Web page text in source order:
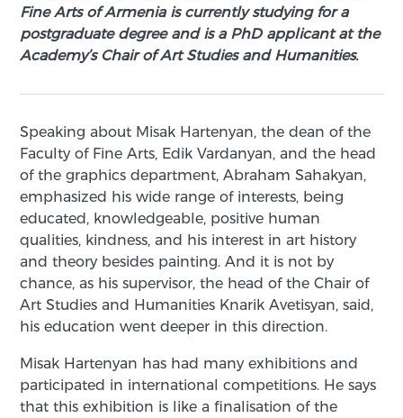
Fine Arts of Armenia is currently studying for a
postgraduate degree and is a PhD applicant at the
Academy’s Chair of Art Studies and Humanities.
Speaking about Misak Hartenyan, the dean of the
Faculty of Fine Arts, Edik Vardanyan, and the head
of the graphics department, Abraham Sahakyan,
emphasized his wide range of interests, being
educated, knowledgeable, positive human
qualities, kindness, and his interest in art history
and theory besides painting. And it is not by
chance, as his supervisor, the head of the Chair of
Art Studies and Humanities Knarik Avetisyan, said,
his education went deeper in this direction.
Misak Hartenyan has had many exhibitions and
participated in international competitions. He says
that this exhibition is like a finalisation of the